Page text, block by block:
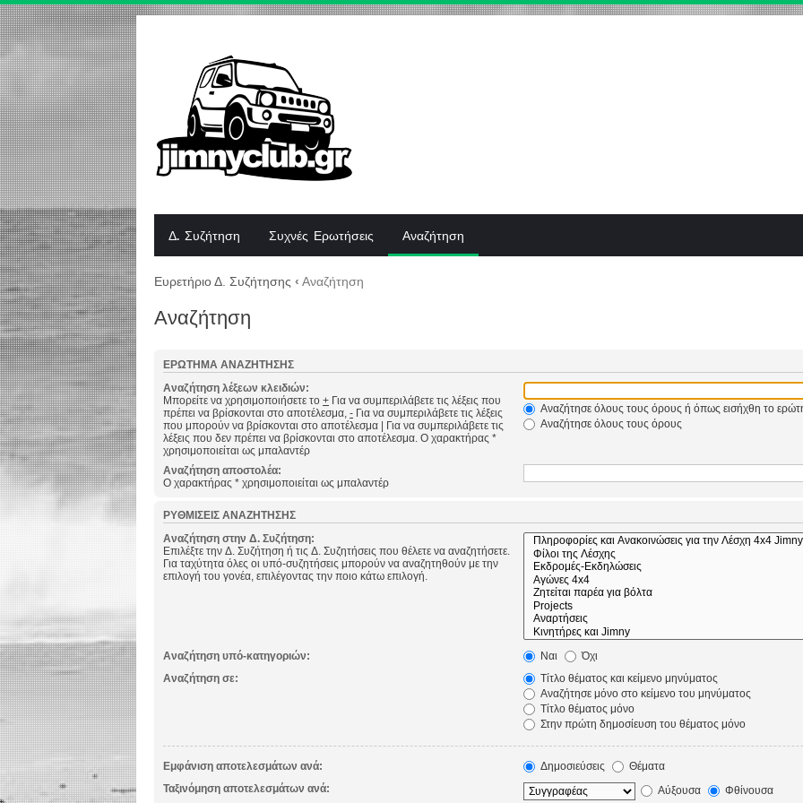
Δ. Συζήτηση Συχνές Ερωτήσεις Αναζήτηση
Ευρετήριο Δ. Συζήτησης ‹ Αναζήτηση
Αναζήτηση
ΕΡΏΤΗΜΑ ΑΝΑΖΉΤΗΣΗΣ
Αναζήτηση λέξεων κλειδιών:
Μπορείτε να χρησιμοποιήσετε το + Για να συμπεριλάβετε τις λέξεις που
πρέπει να βρίσκονται στο αποτέλεσμα, - Για να συμπεριλάβετε τις λέξεις
που μπορούν να βρίσκονται στο αποτέλεσμα | Για να συμπεριλάβετε τις
λέξεις που δεν πρέπει να βρίσκονται στο αποτέλεσμα. Ο χαρακτήρας *
χρησιμοποιείται ως μπαλαντέρ
Αναζήτησε όλους τους όρους ή όπως εισήχθη το
Αναζήτησε όλους τους όρους
Αναζήτηση αποστολέα:
Ο χαρακτήρας * χρησιμοποιείται ως μπαλαντέρ
ΡΥΘΜΊΣΕΙΣ ΑΝΑΖΉΤΗΣΗΣ
Αναζήτηση στην Δ. Συζήτηση:
Επιλέξτε την Δ. Συζήτηση ή τις Δ. Συζητήσεις που θέλετε να αναζητήσετε.
Για ταχύτητα όλες οι υπό-συζητήσεις μπορούν να αναζητηθούν με την
επιλογή του γονέα, επιλέγοντας την ποιο κάτω επιλογή.
Αναζήτηση υπό-κατηγοριών: Ναι
Όχι
Αναζήτηση σε:
Τίτλο θέματος και κείμενο μηνύματος
Αναζήτησε μόνο στο κείμενο του μηνύματος
Τίτλο θέματος μόνο
Στην πρώτη δημοσίευση του θέματος μόνο
Εμφάνιση αποτελεσμάτων ανά: Δημοσιεύσεις
Θέματα
Ταξινόμηση αποτελεσμάτων ανά:
Αύξουσα Φθίνουσα